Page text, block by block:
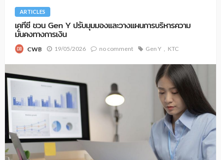
ARTICLES
เคทีซี ชวน Gen Y ปรับมุมมองและวางแผนการบริหารความ
มั่นคงทางการเงิน
CWB 19/05/2026 no comment Gen Y KTC